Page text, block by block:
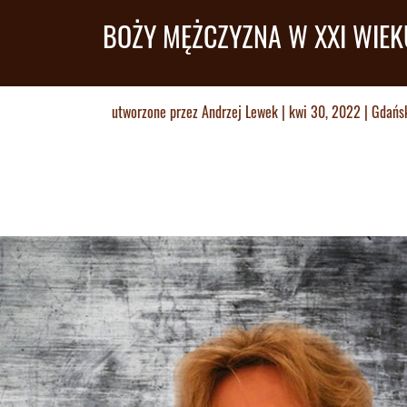
BOŻY MĘŻCZYZNA W XXI
utworzone przezAndrzej Lewek | kwi 30, 2022 |